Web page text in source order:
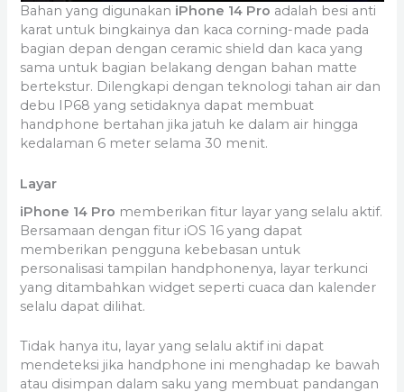
Bahan yang digunakan iPhone 14 Pro adalah besi anti
karat untuk bingkainya dan kaca corning-made pada
bagian depan dengan ceramic shield dan kaca yang
sama untuk bagian belakang dengan bahan matte
bertekstur. Dilengkapi dengan teknologi tahan air dan
debu IP68 yang setidaknya dapat membuat
handphone bertahan jika jatuh ke dalam air hingga
kedalaman 6 meter selama 30 menit.
Layar
iPhone 14 Pro memberikan fitur layar yang selalu aktif.
Bersamaan dengan fitur iOS 16 yang dapat
memberikan pengguna kebebasan untuk
personalisasi tampilan handphonenya, layar terkunci
yang ditambahkan widget seperti cuaca dan kalender
selalu dapat dilihat.
Tidak hanya itu, layar yang selalu aktif ini dapat
mendeteksi jika handphone ini menghadap ke bawah
atau disimpan dalam saku yang membuat pandangan